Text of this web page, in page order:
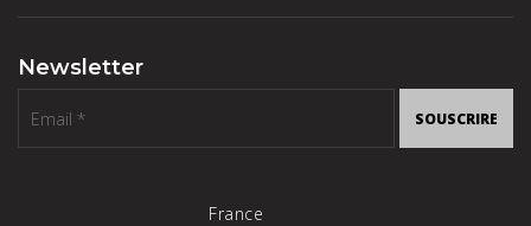
Newsletter
SOUSCRIRE
France